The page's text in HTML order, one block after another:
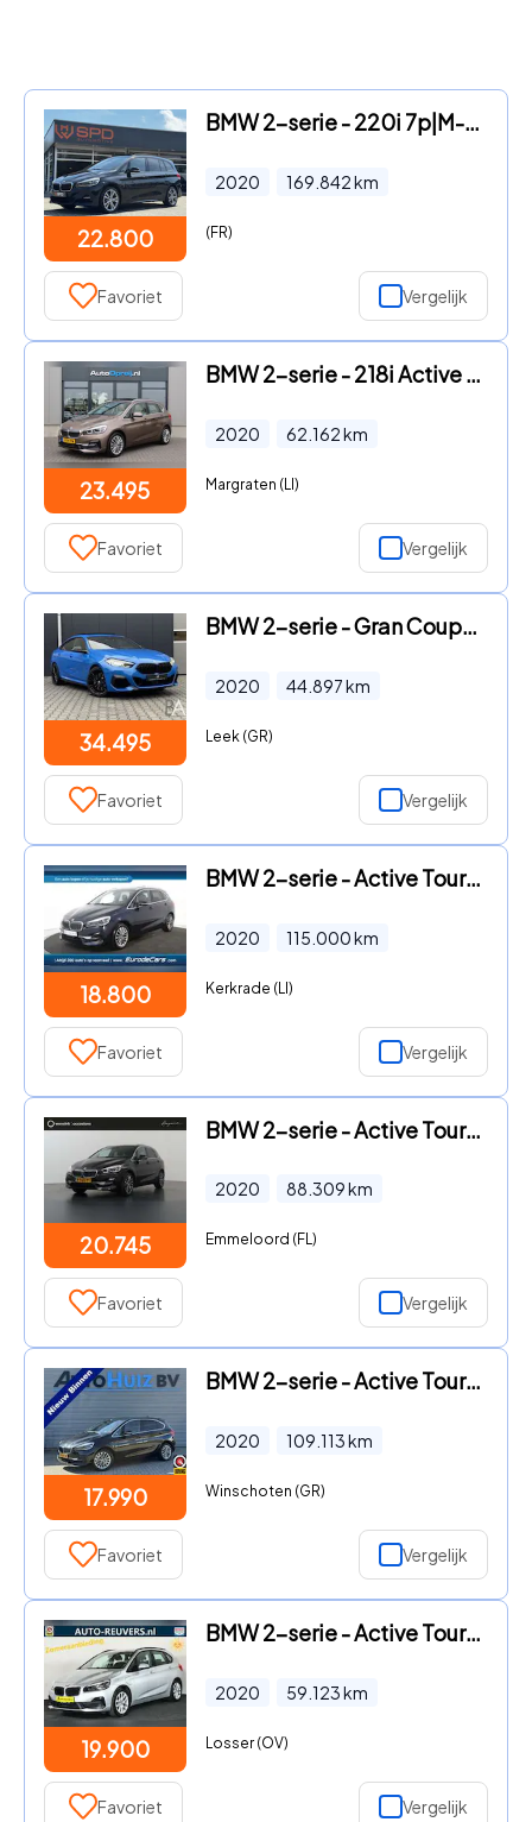
22.800
BMW 2-serie - 220i 7p|M-sport|Pano|H&K|Carplay|LED
2020 169.842km
(FR)
Favoriet Vergelijk
23.495
BMW 2-serie - 218i Active Tourer AUTOMAAT High Executive NAVI, Camera, Pan
2020 62.162km
Margraten (LI)
Favoriet Vergelijk
34.495
BMW 2-serie - Gran Coupé M235i xDrive pano|ACC||kuipstoe
2020 44.897km
Leek (GR)
Favoriet Vergelijk
18.800
BMW 2-serie - Active Tourer 225xe Luxury *1ste Eigenaar
2020 115.000km
Kerkrade (LI)
Favoriet Vergelijk
20.745
BMW 2-serie - Active Tourer 220i High Executive Edition
2020 88.309km
Emmeloord (FL)
Favoriet Vergelijk
17.990
BMW 2-serie - Active Tourer 225xe iPerformance Luxury Le
2020 109.113km
Winschoten (GR)
Favoriet Vergelijk
19.900
BMW 2-serie - Active Tourer 225xe iPerformance eDrive Ed
2020 59.123km
Losser (OV)
Favoriet Vergelijk